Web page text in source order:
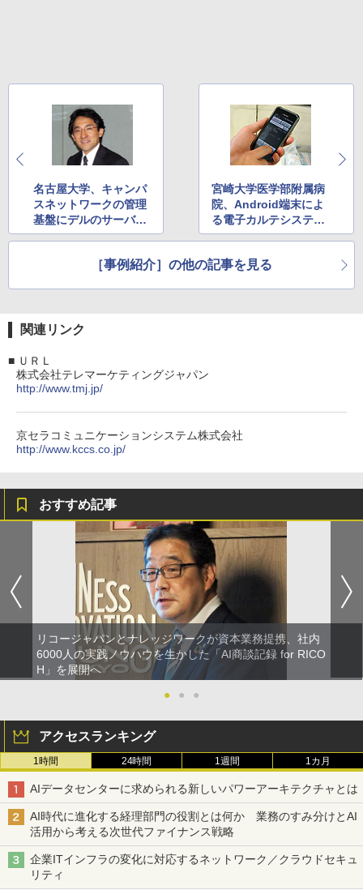
名古屋大学、キャンパ
スネットワークの管理
基盤にデルのサーバー
とiSCSIストレージを
宮崎大学医学部附属病
院、Android端末によ
る電子カルテシステム
環境を構築
［事例紹介］の他の記事を見る
関連リンク
■ ＵＲＬ
株式会社テレマーケティングジャパン
http://www.tmj.jp/
京セラコミュニケーションシステム株式会社
http://www.kccs.co.jp/
おすすめ記事
リコージャパンとナレッジワークが資本業務提携、社内
6000人の実践ノウハウを生かした「AI商談記録 for RICO
H」を展開へ
●
● ●
アクセスランキング
1時間 24時間 1週間 1カ月
AIデータセンターに求められる新しいパワーアーキテクチャとは
AI時代に進化する経理部門の役割とは何か 業務のすみ分けとAI
活用から考える次世代ファイナンス戦略
企業ITインフラの変化に対応するネットワーク／クラウドセキュ
リティ